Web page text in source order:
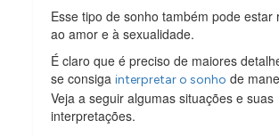
Esse tipo de sonho também pode estar
ao amor e à sexualidade.
É claro que é preciso de maiores
se consigainterpretar o sonho de
Veja a seguir algumas situações e suas
interpretações.